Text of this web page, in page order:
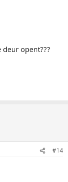
opent???
#14